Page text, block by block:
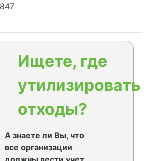
Ищете, где
утилизировать
отходы?
А знаете ли Вы, что
все организации